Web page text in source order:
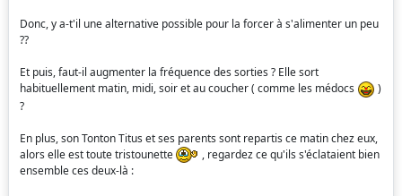
Donc, y a-t'il une alternative possible pour la forcer à s'alimenter un peu
??
Et puis, faut-il augmenter la fréquence des sorties ? Elle sort
habituellement matin, midi, soir et au coucher ( comme les médocs
)
?
En plus, son Tonton Titus et ses parents sont repartis ce matin chez eux,
alors elle est toute tristounette
, regardez ce qu'ils s'éclataient bien
ensemble ces deux-là :